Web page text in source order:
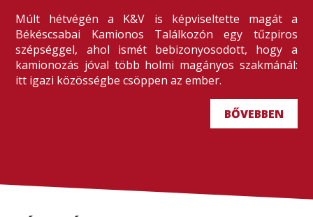
Múlt hétvégén a K&V is képviseltette magát a
Békéscsabai Kamionos Találkozón egy tűzpiros
szépséggel, ahol ismét bebizonyosodott, hogy a
kamionozás jóval több holmi magányos szakmánál:
itt igazi közösségbe csöppen az ember.
BŐVEBBEN